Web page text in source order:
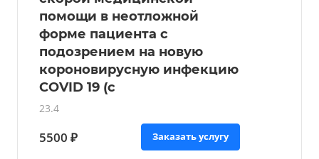
помощи в неотложной
форме пациента с
подозрением на новую
короновирусную инфекцию
COVID 19 (с
23.4
5500 ₽ Заказать услугу